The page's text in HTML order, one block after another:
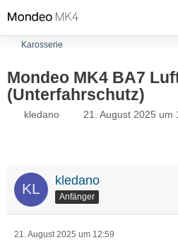
Karosserie
Mondeo MK4 BA7
(Unterfahrschutz)
kledano 21. August 2025 um
kledano
Anfänger
21. August 2025 um 12:59